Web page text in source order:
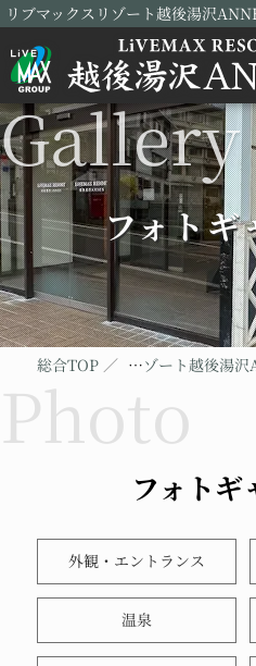
フォトギ
総合TOP リブマックスリゾート越
フォトギ
外観・エントランス
温泉